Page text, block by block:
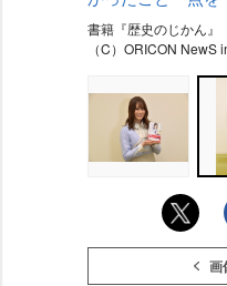
書籍『歴史のじかん』
（C）ORICON NewS
画